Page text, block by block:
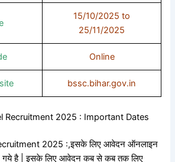
15/10/2025 to
25/11/2025
Online
bssc.bihar.gov.in
Recruitment 2025 : Important Dates
2025 :,इसके लिए आवेदन ऑनलाइन
गये है | इसके लिए आवेदन कब से कब तक लिए